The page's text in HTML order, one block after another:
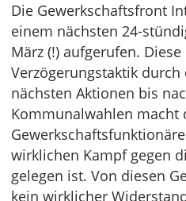
Die Gewerkschaftsfront
einem nächsten 24-
März (!) aufgerufen.
Verzögerungstaktik
nächsten Aktionen bis
Kommunalwahlen macht
wirklichen Kampf gegen
gelegen ist. Von diesen
kein wirklicher